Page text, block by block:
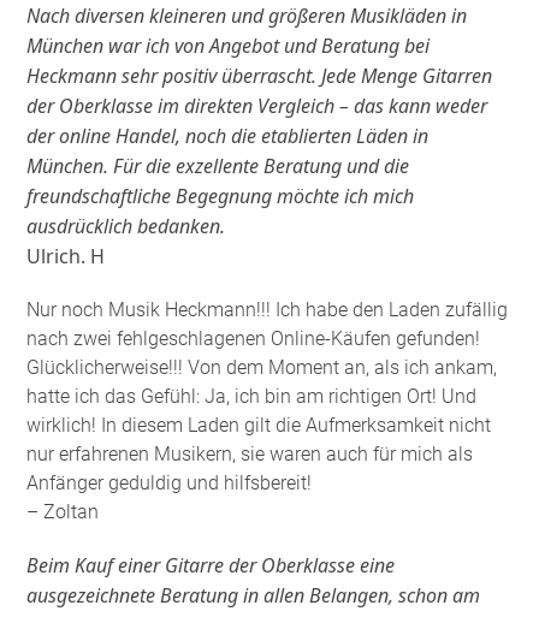
Nach diversen kleineren und größeren Musikläden in
München war ich von Angebot und Beratung bei
Heckmann sehr positiv überrascht. Jede Menge Gitarren
der Oberklasse im direkten Vergleich – das kann weder
der online Handel, noch die etablierten Läden in
München. Für die exzellente Beratung und die
freundschaftliche Begegnung möchte ich mich
ausdrücklich bedanken.
Ulrich. H
Nur noch Musik Heckmann!!! Ich habe den Laden zufällig
nach zwei fehlgeschlagenen Online-Käufen gefunden!
Glücklicherweise!!! Von dem Moment an, als ich ankam,
hatte ich das Gefühl: Ja, ich bin am richtigen Ort! Und
wirklich! In diesem Laden gilt die Aufmerksamkeit nicht
nur erfahrenen Musikern, sie waren auch für mich als
Anfänger geduldig und hilfsbereit!
– Zoltan
Beim Kauf einer Gitarre der Oberklasse eine
ausgezeichnete Beratung in allen Belangen, schon am